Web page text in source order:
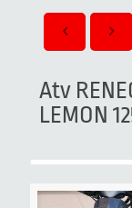
Atv
LEMON